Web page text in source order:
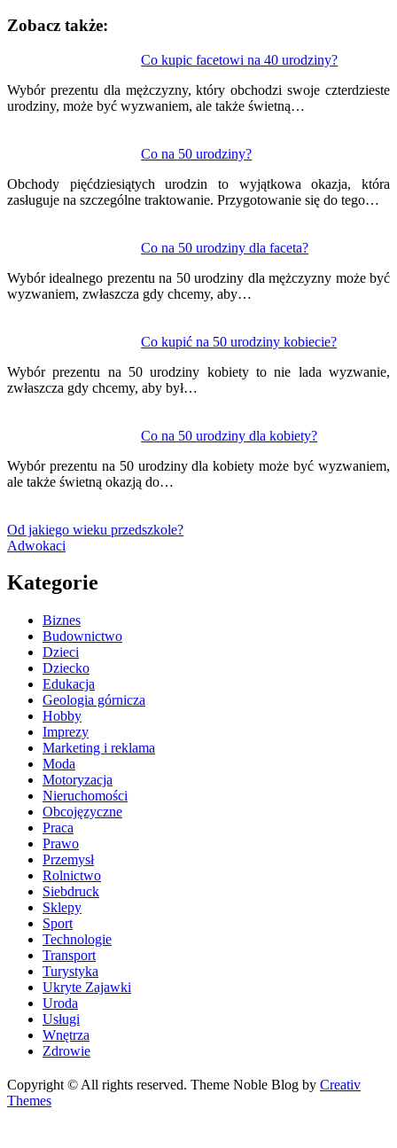
Zobacz także:
Co kupic facetowi na 40 urodziny?
Wybór prezentu dla mężczyzny, który obchodzi swoje czterdzieste
urodziny, może być wyzwaniem, ale także świetną…
Co na 50 urodziny?
Obchody pięćdziesiątych urodzin to wyjątkowa okazja, która
zasługuje na szczególne traktowanie. Przygotowanie się do tego…
Co na 50 urodziny dla faceta?
Wybór idealnego prezentu na 50 urodziny dla mężczyzny może być
wyzwaniem, zwłaszcza gdy chcemy, aby…
Co kupić na 50 urodziny kobiecie?
Wybór prezentu na 50 urodziny kobiety to nie lada wyzwanie,
zwłaszcza gdy chcemy, aby był…
Co na 50 urodziny dla kobiety?
Wybór prezentu na 50 urodziny dla kobiety może być wyzwaniem,
ale także świetną okazją do…
wpisu
Od jakiego wieku przedszkole?
Adwokaci
Kategorie
Biznes
Budownictwo
Dzieci
Dziecko
Edukacja
Geologia górnicza
Hobby
Imprezy
Marketing i reklama
Moda
Motoryzacja
Nieruchomości
Obcojęzyczne
Praca
Prawo
Przemysł
Rolnictwo
Siebdruck
Sklepy
Sport
Technologie
Transport
Turystyka
Ukryte Zajawki
Uroda
Usługi
Wnętrza
Zdrowie
Copyright © All rights reserved. Theme Noble Blog by Creativ
Themes